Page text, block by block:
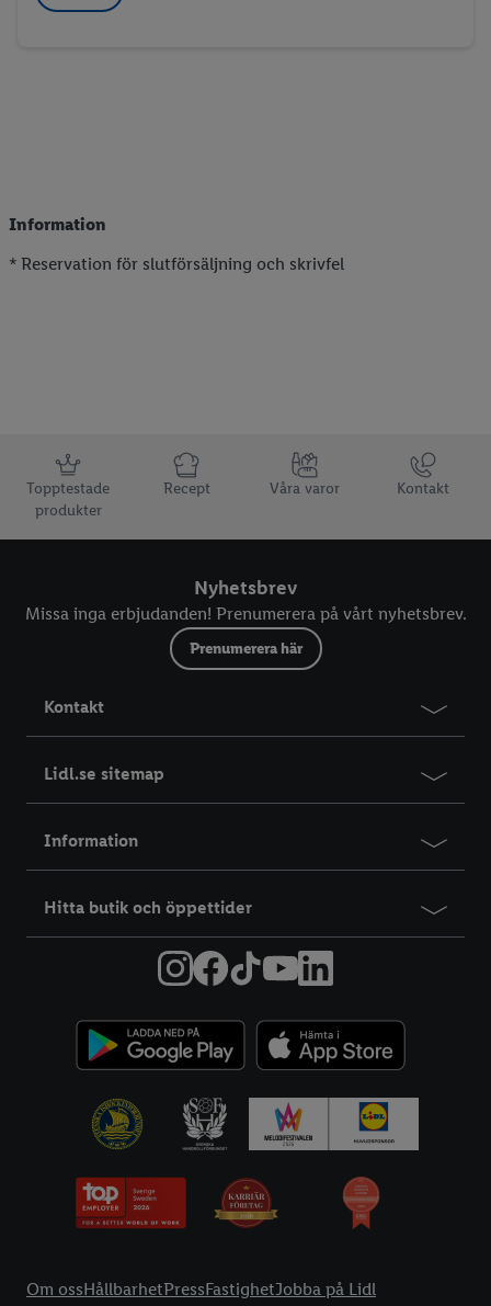
Information
* Reservation för slutförsäljning och skrivfel
Information
Topptestade
produkter
Recept Våra varor Kontakt
Nyhetsbrev
Missa inga erbjudanden! Prenumerera på vårt nyhetsbrev.
Prenumerera här
Kontakt
Lidl.se sitemap
Information
Hitta butik och öppettider
Om ossHållbarhetPressFastighetJobba på Lidl